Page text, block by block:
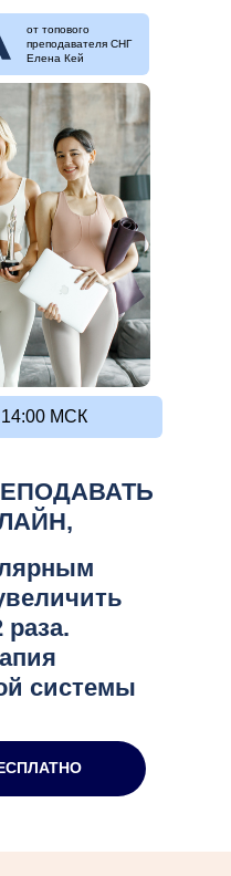
от топового
преподавателя СНГ
Елена Кей
14:00 МСК
раза.
системы